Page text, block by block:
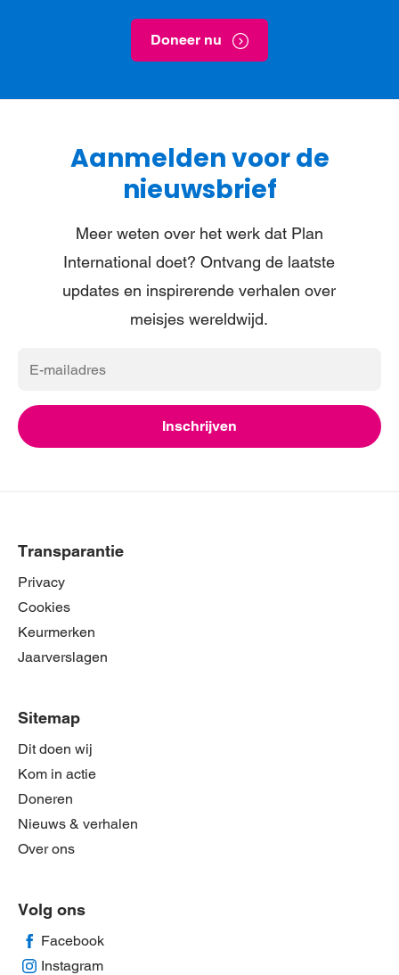
Noorwegen
Verenigd Koninkrijk
Verenigde Staten
Doneer nu
Aanmelden voor de
nieuwsbrief
Meer weten over het werk dat Plan
International doet? Ontvang de laatste
updates en inspirerende verhalen over
meisjes wereldwijd.
E-
Inschrijven
Transparantie
Privacy
Cookies
Keurmerken
Jaarverslagen
Sitemap
Dit doen wij
Kom in actie
Doneren
Nieuws & verhalen
Over ons
Volg ons
Facebook
Instagram